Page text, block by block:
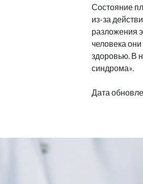
Состояние
из-за
разложения
человека
здоровью. В
синдрома».
Дата